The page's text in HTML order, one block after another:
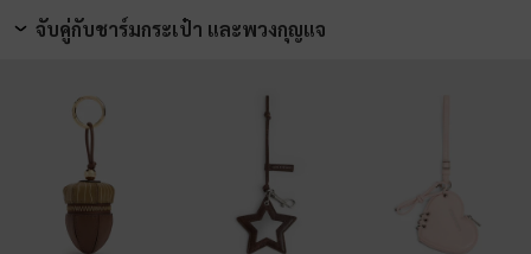
จับคู่กับชาร์มกระเป๋า และพวงกุญแจ